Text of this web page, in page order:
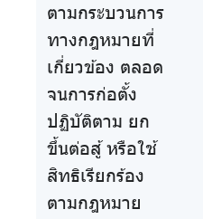
ตามกระบวนการ
ทางกฎหมายที่
เกี่ยวข้อง ตลอด
จนการก่อตั้ง
ปฏิบัติตาม ยก
ขึ้นต่อสู้ หรือใช้
สิทธิเรียกร้อง
ตามกฎหมาย